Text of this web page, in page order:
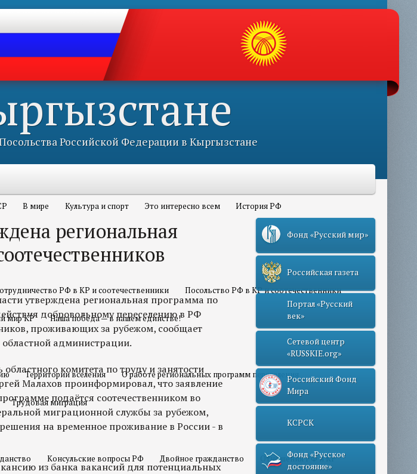
Российской Федерации в Кыргызстане
В мире Культура и спорт Это интересно всем История РФ
РФ в КР и соотечественники Посольство РФ в КР и соотечественники
мир КР Наша победа — в нашем единстве!
Территории вселения О работе региональных программ переселения
Трудовая миграция
Консульские вопросы РФ Двойное гражданство Отношения РФ и КР
региональная
утверждена региональная программа по
добровольному переселению в РФ
проживающих за рубежом, сообщает
областной администрации.
комитета по труду и занятости
Малахов проинформировал, что заявление
подаётся соотечественником во
миграционной службы за рубежом,
на временное проживание в России - в
из банка вакансий для потенциальных
Фонд «Русский мир»
Российская газета
Портал «Русский
век»
Сетевой центр
«RUSSKIE.org»
Российский Фонд
Мира
КСРСК
Фонд «Русское
достояние»